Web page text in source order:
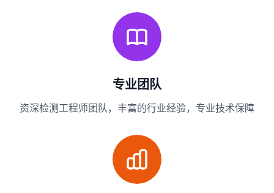
专业团队
资深检测工程师团队，丰富的行业经验，专业技术保障